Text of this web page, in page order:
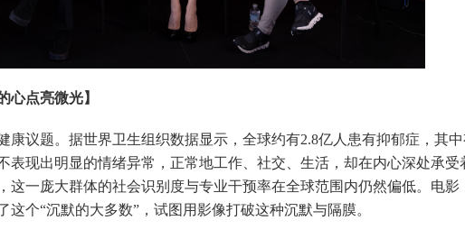
心点亮微光】
议题。据世界卫生组织数据显示，全球约有2.8亿人患有抑郁症，其
现出明显的情绪异常，正常地工作、社交、生活，却在内心深处承受
这一庞大群体的社会识别度与专业干预率在全球范围内仍然偏低。电影
这个“沉默的大多数”，试图用影像打破这种沉默与隔膜。